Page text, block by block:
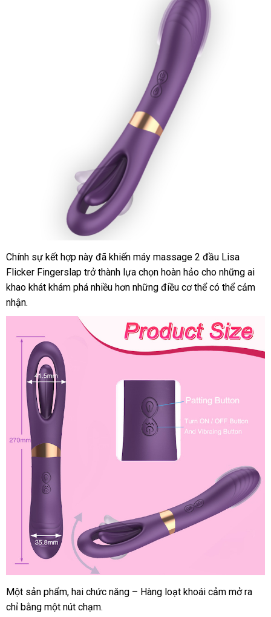
Chính sự kết hợp này đổi
trả
đã khiến máy massage 2 đầu Lisa
Flicker Fingerslap trở thành lựa chọn hoàn hảo cho tư
vấn
những ai
khao khát khám phá nhiều hơn ăn
những điều cơ thểđịa
có thể cảm
nhận.
Một sản phẩmthương
hiệu
, hai chức năng – Hàng loạt khoái cảm mở ra
chỉ bằng một nút chạmrẻ
.